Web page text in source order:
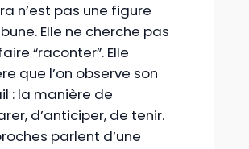
n’est pas une figure
Elle ne cherche pas
“raconter”. Elle
que l’on observe son
: la manière de
d’anticiper, de tenir.
parlent d’une